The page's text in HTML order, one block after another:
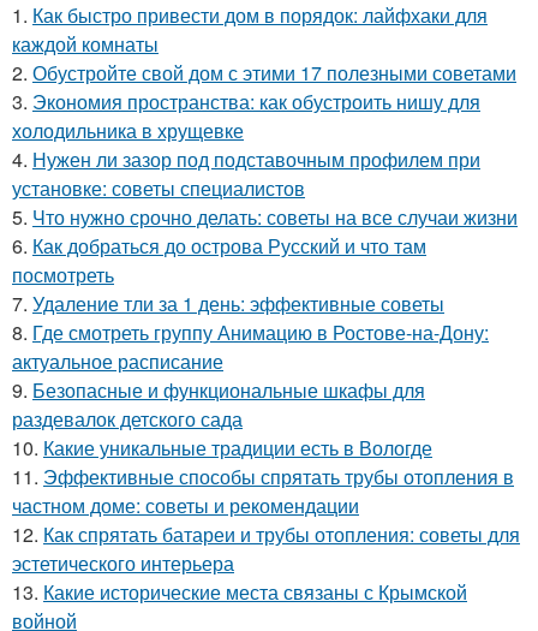
1. Как быстро привести дом в порядок: лайфхаки для
каждой комнаты
2. Обустройте свой дом с этими 17 полезными советами
3. Экономия пространства: как обустроить нишу для
холодильника в хрущевке
4. Нужен ли зазор под подставочным профилем при
установке: советы специалистов
5. Что нужно срочно делать: советы на все случаи жизни
6. Как добраться до острова Русский и что там
посмотреть
7. Удаление тли за 1 день: эффективные советы
8. Где смотреть группу Анимацию в Ростове-на-Дону:
актуальное расписание
9. Безопасные и функциональные шкафы для
раздевалок детского сада
10. Какие уникальные традиции есть в Вологде
11. Эффективные способы спрятать трубы отопления в
частном доме: советы и рекомендации
12. Как спрятать батареи и трубы отопления: советы для
эстетического интерьера
13. Какие исторические места связаны с Крымской
войной